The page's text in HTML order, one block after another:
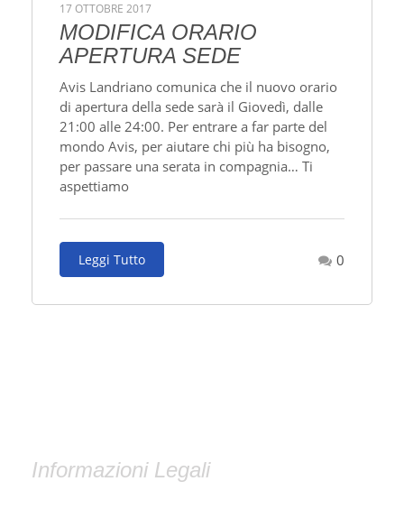
17 OTTOBRE 2017
MODIFICA ORARIO
APERTURA SEDE
Avis Landriano comunica che il nuovo orario
di apertura della sede sarà il Giovedì, dalle
21:00 alle 24:00. Per entrare a far parte del
mondo Avis, per aiutare chi più ha bisogno,
per passare una serata in compagnia… Ti
aspettiamo
Leggi Tutto 0
Informazioni Legali